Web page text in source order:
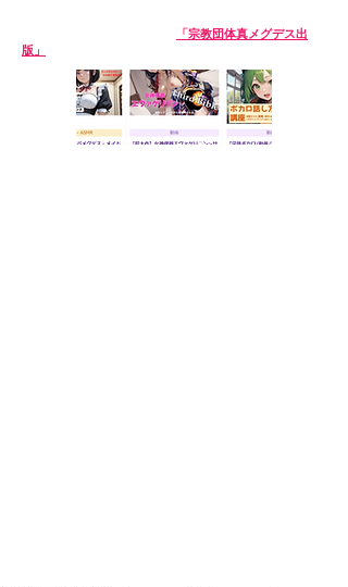
「宗教団体真メグデス出
版」